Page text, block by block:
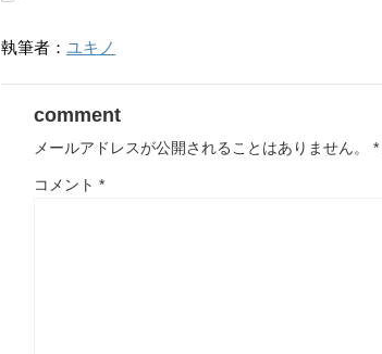
執筆者： ユキノ
comment
メールアドレスが公開されることはありません。 *
コメント *